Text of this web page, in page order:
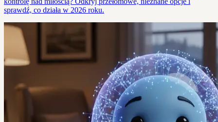
sprawdź, co działa w 2026 roku.